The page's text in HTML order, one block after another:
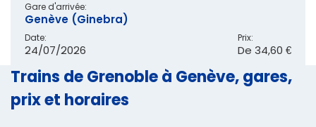
Gare d'arrivée:
Genève (Ginebra)
Date:
24/07/2026
Prix:
De 34,60 €
Trains de Grenoble à Genève, gares,
prix et horaires